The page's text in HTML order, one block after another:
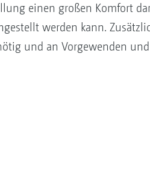
einen großen Komfort
werden kann.
und an Vorgewenden